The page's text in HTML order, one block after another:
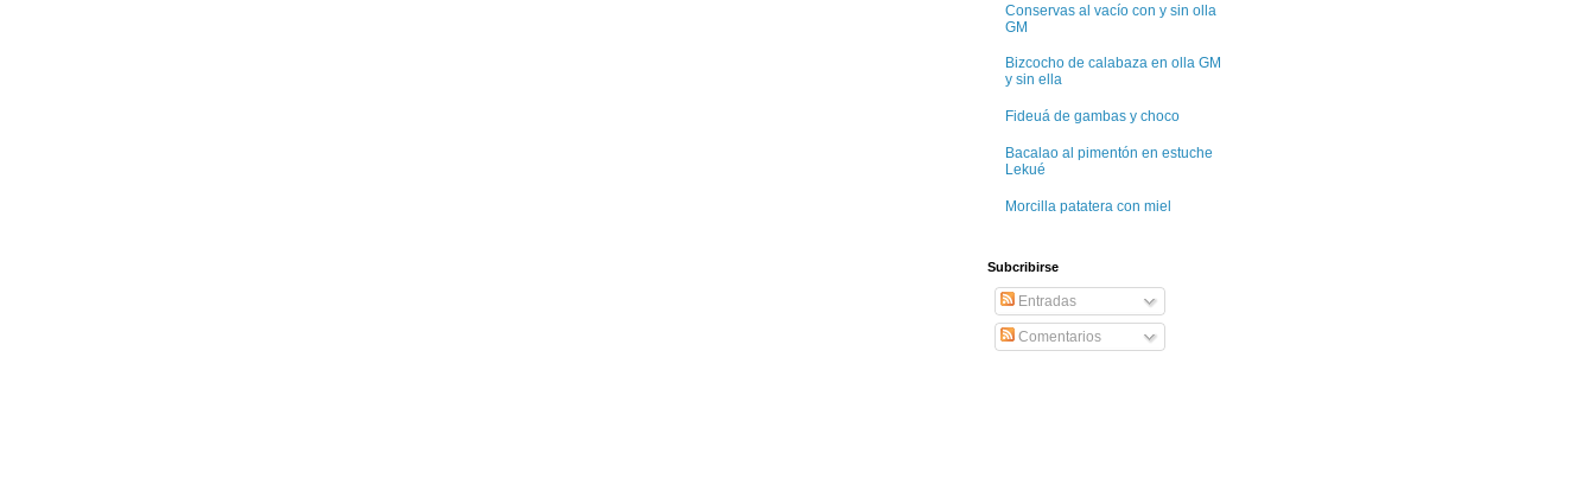
Conservas al vacío con y sin olla
GM
Bizcocho de calabaza en olla GM
y sin ella
Fideuá de gambas y choco
Bacalao al pimentón en estuche
Lekué
Morcilla patatera con miel
Subcribirse
Entradas
Comentarios